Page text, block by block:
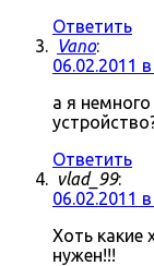
Ответить
Vano:
06.02.2011
а я
Ответить
vlad_99:
06.02.2011
Хоть какие
нужен!!!